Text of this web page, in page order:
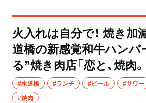
火入れは自分で！ 焼き加
道橋の新感覚和牛ハンバ
る”焼き肉店『恋と、焼肉。
#水道橋 #ランチ #ビール #サワー
#焼肉